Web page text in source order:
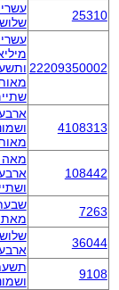
25310
22209350002
4108313
108442
מאה
7263
36044
9108